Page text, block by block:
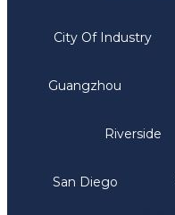
City Of Industry
Guangzhou
Riverside
San Diego